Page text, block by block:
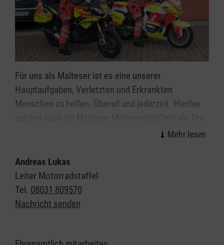
Für uns als Malteser ist es eine unserer
Hauptaufgaben, Verletzten und Erkrankten
Menschen zu helfen. Überall und jederzeit. Hierbei
des Katastrophenschutzes eine wichtige Rolle.
anderen Fahrzeugen, weil sie schneller und wendiger
sind und über Wege anfahren können, die für andere
Fahrzeuge ungeeignet sind.
Andreas Lukas
Leiter Motorradstaffel
Tel. 08031 809570
Nachricht senden